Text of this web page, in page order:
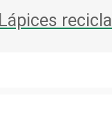
Lápices